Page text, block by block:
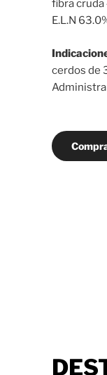
fibra cruda
E.L.N
cerdos de